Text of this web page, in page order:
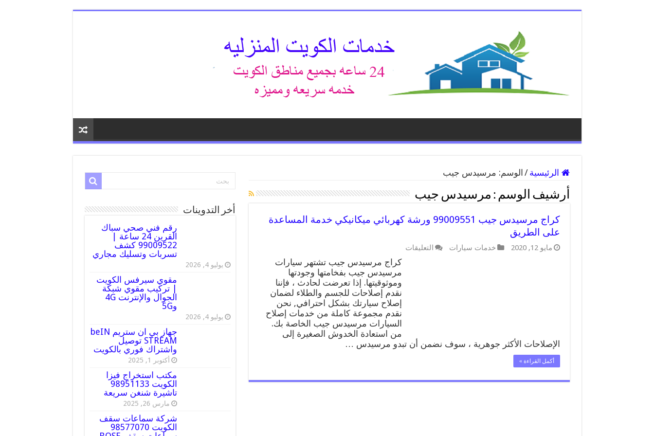
الرئيسية / الوسم: مرسيدس جيب
أرشيف الوسم : مرسيدس جيب
كراج مرسيدس جيب 99009551 ورشة كهربائي ميكانيكي خدمة المساعدة
على الطريق
مايو 12, 2020 خدمات سيارات التعليقات
مرسيدس
جيب
99009551
ورشة
كهربائي
ميكانيكي
خدمة
المساعدة
على
الطريق
مغلقة
كراج مرسيدس جيب تشتهر سيارات
مرسيدس جيب بفخامتها وجودتها
وموثوقيتها. إذا تعرضت لحادث ، فإننا
نقدم إصلاحات للجسم والطلاء لضمان
إصلاح سيارتك بشكل احترافي, نحن
نقدم مجموعة كاملة من خدمات إصلاح
السيارات مرسيدس جيب الخاصة بك.
من استعادة الخدوش الصغيرة إلى
الإصلاحات الأكثر جوهرية ، سوف نضمن أن تبدو مرسيدس …
أكمل القراءة »
أخر التدوينات
رقم فني صحي سباك
القرين 24 ساعة |
99009522 كشف
تسربات وتسليك مجاري
يوليو 4, 2026
مقوي سيرفس الكويت
| تركيب مقوي شبكة
الجوال والإنترنت 4G
و5G
يوليو 4, 2026
جهاز بي ان ستريم beIN
STREAM توصيل
واشتراك فوري بالكويت
أكتوبر 1, 2025
مكتب استخراج فيزا
الكويت 98951133
تاشيرة شنغن سريعة
مارس 26, 2025
شركة سماعات سقف
الكويت 98577070